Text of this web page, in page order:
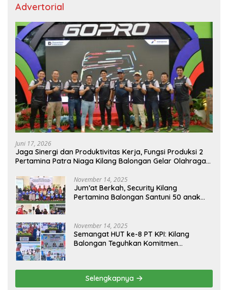
Advertorial
Juni 17, 2026
Jaga Sinergi dan Produktivitas Kerja, Fungsi Produksi 2
Pertamina Patra Niaga Kilang Balongan Gelar Olahraga
November 14, 2025
Jum’at Berkah, Security Kilang
Pertamina Balongan Santuni 50 anak
November 14, 2025
Semangat HUT ke-8 PT KPI: Kilang
Balongan Teguhkan Komitmen
Pendidikan
Selengkapnya